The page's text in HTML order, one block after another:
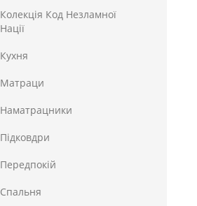
Колекція Код Незламної
Нації
Кухня
Матраци
Наматрацники
Пiдковдри
Передпокій
Спальня